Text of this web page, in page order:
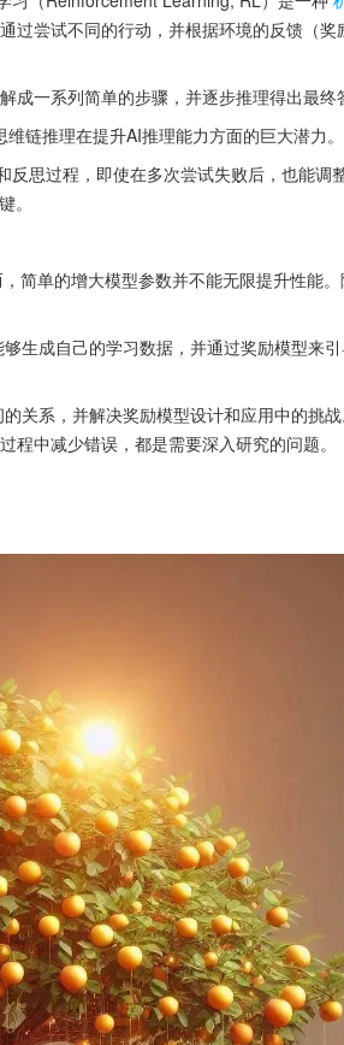
尝试不同的行动，并根据环境的反馈（奖
一系列简单的步骤，并逐步推理得出最终
链推理在提升AI推理能力方面的巨大潜力。
思过程，即使在多次尝试失败后，也能调
。
简单的增大模型参数并不能无限提升性能
生成自己的学习数据，并通过奖励模型来
关系，并解决奖励模型设计和应用中的挑
中减少错误，都是需要深入研究的问题。